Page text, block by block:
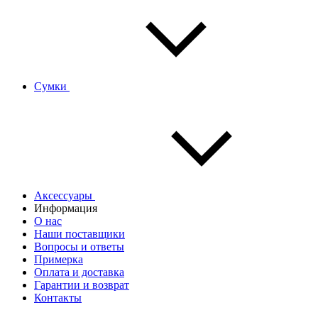
Сумки
Аксессуары
Информация
О нас
Наши поставщики
Вопросы и ответы
Примерка
Оплата и доставка
Гарантии и возврат
Контакты